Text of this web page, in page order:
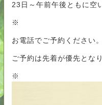
23日～午前午後ともに空
※
お電話でご予約ください。
ご予約は先着が優先とな
※